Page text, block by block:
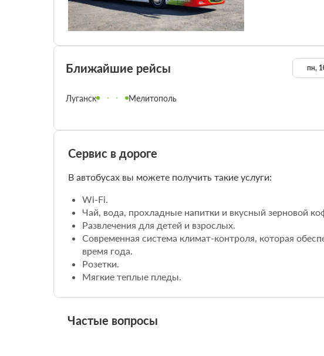
Ближайшие рейсы пн,
Луганск Мелитополь
Сервис в дороге
В автобусах вы можете получить такие услуги:
Wi-Fi.
Чай, вода, прохладные напитки и вкусный зерновой
Развлечения для детей и взрослых.
Современная система климат-контроля, которая
время года.
Розетки.
Мягкие теплые пледы.
Частые вопросы